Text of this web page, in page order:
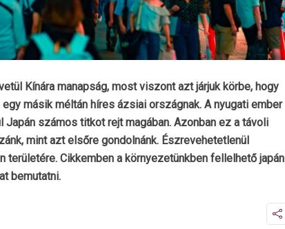
Kínára manapság, most viszont azt járjuk körbe, hogy
másik méltán híres ázsiai országnak. A nyugati ember
számos titkot rejt magában. Azonban ez a távoli
mint azt elsőre gondolnánk. Észrevehetetlenül
területére. Cikkemben a környezetünkben fellelhető japán
bemutatni.